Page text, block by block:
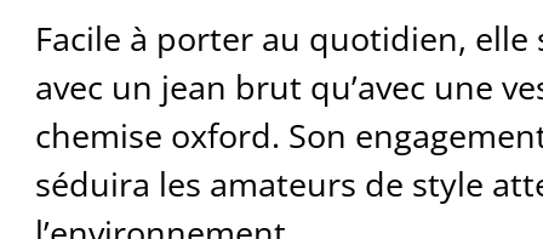
Facile à porter au quotidien, elle
avec un jean brut qu’avec une
chemise oxford. Son
séduira les amateurs de style